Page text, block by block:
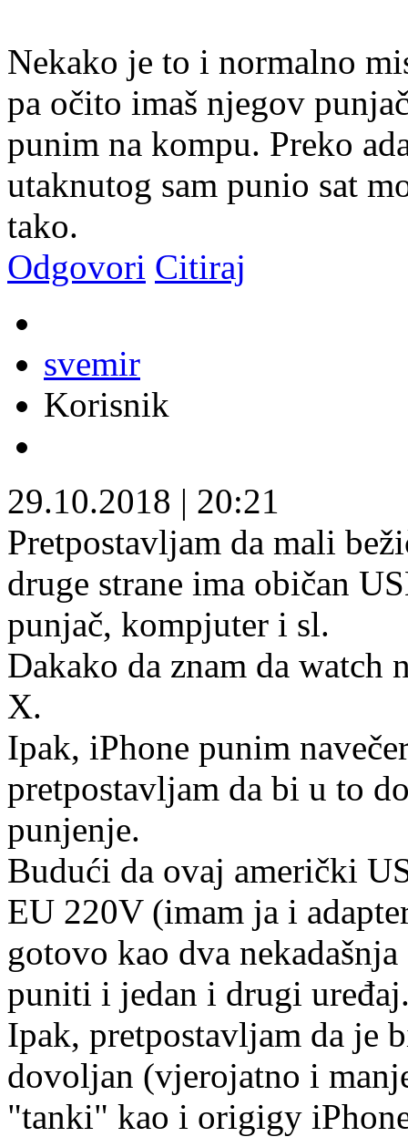
Nekako je to i normalno
pa očito imaš njegov
punim na kompu. Preko
utaknutog sam punio sat
tako.
Odgovori Citiraj
svemir
Korisnik
29.10.2018 | 20:21
Pretpostavljam da mali
druge strane ima običan
punjač, kompjuter i sl.
Dakako da znam da watch
X.
Ipak, iPhone punim
pretpostavljam da bi u to
punjenje.
Budući da ovaj američki
EU 220V (imam ja i
gotovo kao dva
puniti i jedan i drugi
Ipak, pretpostavljam da je
dovoljan (vjerojatno i
"tanki" kao i origigy